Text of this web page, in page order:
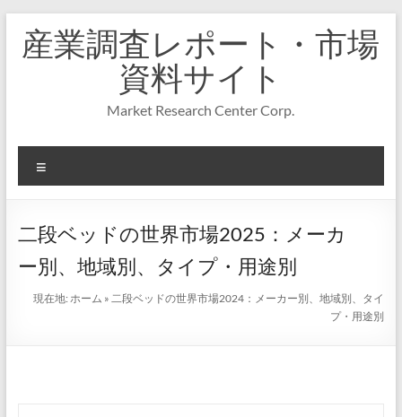
キ
プ
産業調査レポート・市場
資料サイト
Market Research Center Corp.
ニ
ー
二段ベッドの世界市場2025：メーカ
ー別、地域別、タイプ・用途別
現在地:ホーム »二段ベッドの世界市場2024：メーカー別、地域別、タイ
プ・用途別